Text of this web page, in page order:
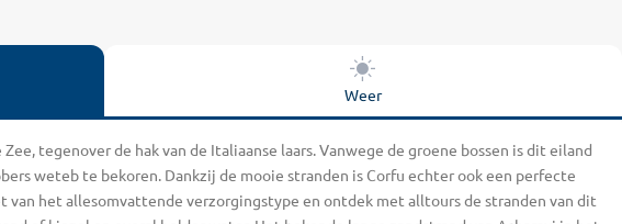
Weer
tegenover de hak van de Italiaanse laars. Vanwege de groene bossen is dit eiland
weteb te bekoren. Dankzij de mooie stranden is Corfu echter ook een perfecte
het allesomvattende verzorgingstype en ontdek met alltours de stranden van dit